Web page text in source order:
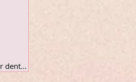
O menino que foi morar dentro da te